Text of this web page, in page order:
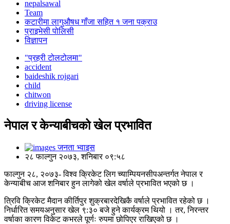
nepalsawal
Team
कटारीमा लागुऔषध गाँजा सहित १ जना पक्राउ
प्राइभेसी पोलिसी
विज्ञापन
"प्रहरी टोलटोलमा"
accident
baideshik rojgari
child
chitwon
driving license
नेपाल र केन्याबीचको खेल प्रभावित
जनता भ्वाइस
२८ फाल्गुन २०७३, शनिबार ०९:५८
फाल्गुन २८, २०७३- विश्व क्रिकेट लिग च्याम्पियनसीपअन्तर्गत नेपाल र
केन्याबीच आज शनिबार हुन लागेको खेल वर्षाले प्रभावित भएको छ ।
त्रिवि क्रिकेट मैदान कीर्तिपुर शुक्रबारदेखिकै वर्षाले प्रभावित रहेको छ ।
निर्धारित समयअनुसार खेल ९:३० बजे हुने कार्यक्रम थियो । तर, निरन्तर
वर्षाका कारण विकेट कभरले पूर्णः रुपमा छोपिएर राखिएको छ ।